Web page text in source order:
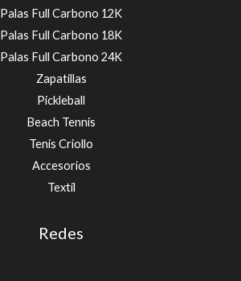
Palas Full Carbono 12K
Palas Full Carbono 18K
Palas Full Carbono 24K
Zapatillas
Pickleball
Beach Tennis
Tenis Criollo
Accesorios
Textíl
Redes